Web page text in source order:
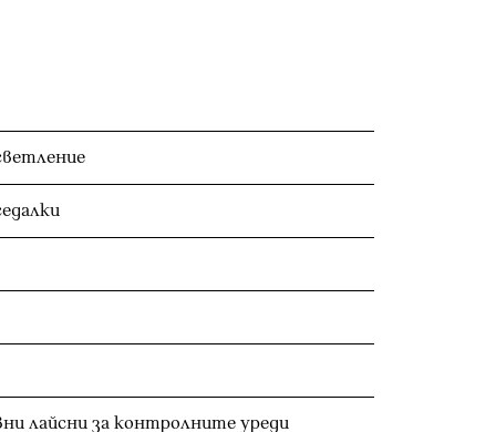
лайсни за контролните уреди